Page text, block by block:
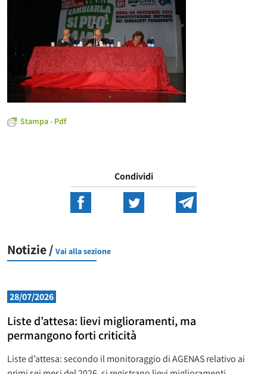
Stampa - Pdf
Condividi
Notizie / Vai alla sezione
28/07/2026
Liste d’attesa: lievi miglioramenti, ma
permangono forti criticità
Liste d’attesa: secondo il monitoraggio di AGENAS relativo ai